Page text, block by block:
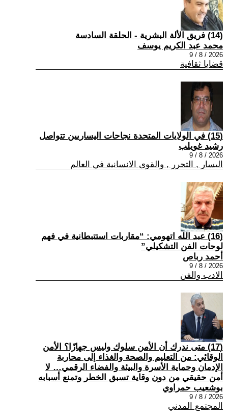
(14) فريق الألة البشرية - الحلقة السادسة
محمد عبد الكريم يوسف
2026 / 8 / 9
قضايا ثقافية
(15) في الولايات المتحدة نجاحات اليساريين تتواصل
رشيد غويلب
2026 / 8 / 9
اليسار , التحرر , والقوى الانسانية في العالم
(16) عبد الله اتهومي: “مقاربات استتبطانية في فهم
لوحات الفن التشكيلي”
أحمد رباص
2026 / 8 / 9
الادب والفن
(17) متى ندرك أن الأمن سلوك وليس جهازًا؟ الأمن
الوقائي: من التعليم والصحة والغذاء إلى محاربة
الإدمان وحماية الأسرة والبيئة والفضاء الرقمي… لا
أمن حقيقي من دون وقاية تسبق الخطر وتمنع أسبابه
بوشعيب حمراوي
2026 / 8 / 9
المجتمع المدني